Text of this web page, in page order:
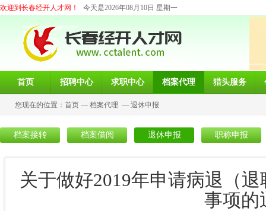
欢迎到长春经开人才网！ 今天是2026年08月10日 星期一
首页 招聘中心 求职中心 档案代理 猎头服务
您现在的位置： 首页 — 档案代理 — 退休申报
档案接转 档案借阅 退休申报 职称申报
关于做好2019年申请病退（
事项的